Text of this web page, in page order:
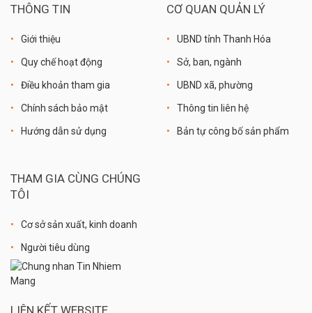
THÔNG TIN
Giới thiệu
Quy chế hoạt động
Điều khoản tham gia
Chính sách bảo mật
Hướng dẫn sử dụng
CƠ QUAN QUẢN LÝ
UBND tỉnh Thanh Hóa
Sở, ban, ngành
UBND xã, phường
Thông tin liên hệ
Bản tự công bố sản phẩm
THAM GIA CÙNG CHÚNG
TÔI
Cơ sở sản xuất, kinh doanh
Người tiêu dùng